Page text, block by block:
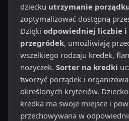
dziecku utrzymanie
zoptymalizować dostępną
Dzięki odpowiedniej liczbie i
przegródek, umożliwiają
wszelkiego rodzaju kredek,
nożyczek. Sorter na kredki
tworzyć porządek i
określonych kryteriów.
kredka ma swoje miejsce i
przechowywana w